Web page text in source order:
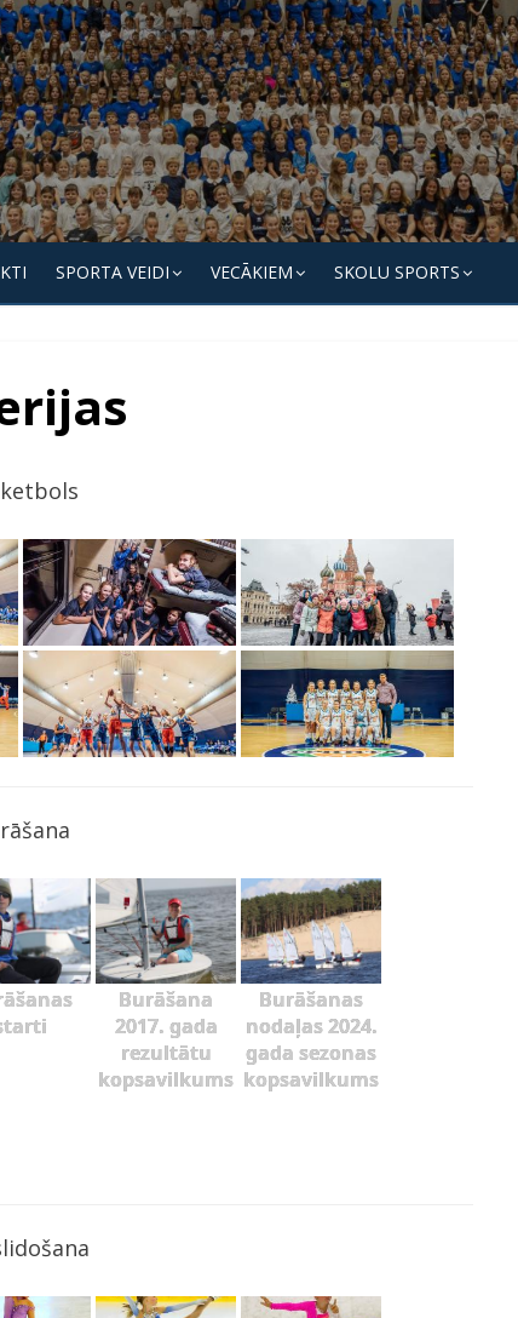
SPORTA VEIDI VECĀKIEM SKOLU SPORTS
Burāšana
2017. gada
rezultātu
kopsavilkums
Burāšanas
nodaļas 2024.
gada sezonas
kopsavilkums